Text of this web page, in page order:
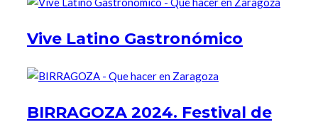
Vive Latino Gastronómico
BIRRAGOZA 2024. Festival de